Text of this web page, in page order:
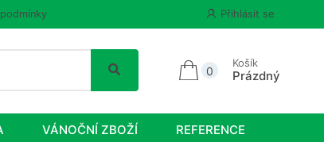
Přihlásit se
0
Košík
Prázdný
VÁNOČNÍ ZBOŽÍ
REFERENCE